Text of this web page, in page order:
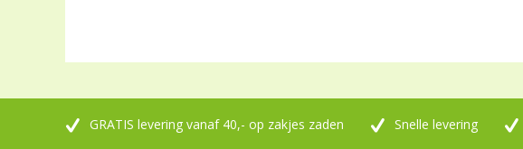
GRATIS levering vanaf 40,- op zakjes zaden Snelle levering